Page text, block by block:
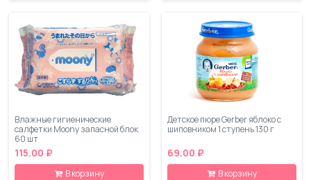
Влажные гигиенические
салфетки Moony запасной блок
60 шт
115.00 ₽
В корзину
Детское пюре Gerber яблоко с
шиповником 1 ступень 130 г
69.00 ₽
В корзину